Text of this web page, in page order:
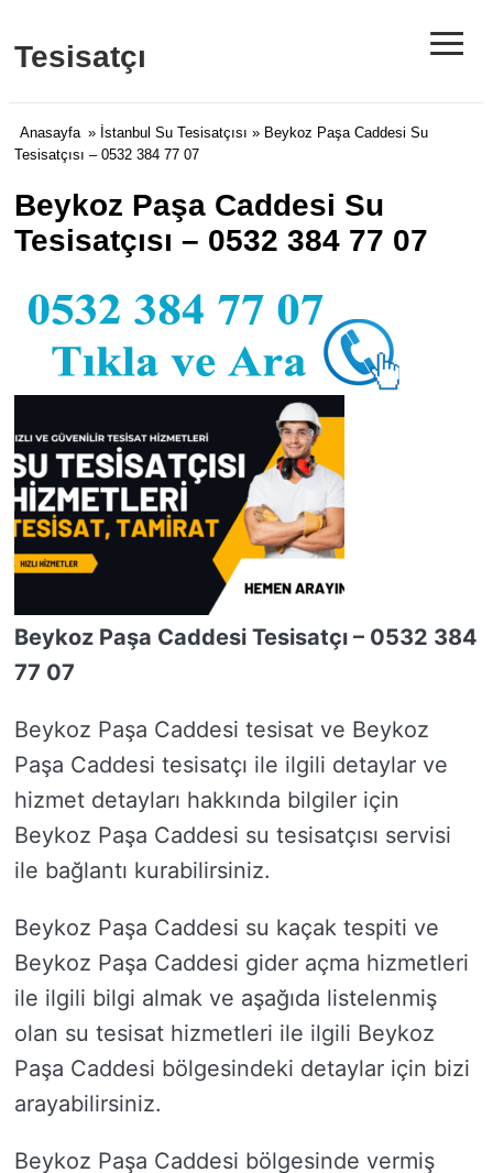
Tesisatçı ≡
Anasayfa » İstanbul Su Tesisatçısı » Beykoz Paşa Caddesi Su
Tesisatçısı – 0532 384 77 07
Beykoz Paşa Caddesi Su
Tesisatçısı – 0532 384 77 07
Beykoz Paşa Caddesi Tesisatçı – 0532 384
77 07
Beykoz Paşa Caddesi tesisat ve Beykoz
Paşa Caddesi tesisatçı ile ilgili detaylar ve
hizmet detayları hakkında bilgiler için
Beykoz Paşa Caddesi su tesisatçısı servisi
ile bağlantı kurabilirsiniz.
Beykoz Paşa Caddesi su kaçak tespiti ve
Beykoz Paşa Caddesi gider açma hizmetleri
ile ilgili bilgi almak ve aşağıda listelenmiş
olan su tesisat hizmetleri ile ilgili Beykoz
Paşa Caddesi bölgesindeki detaylar için bizi
arayabilirsiniz.
Beykoz Paşa Caddesi bölgesinde vermiş